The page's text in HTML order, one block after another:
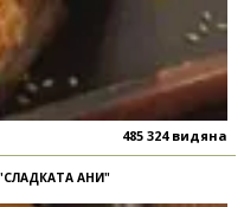
485 324 видяна
АНИ"